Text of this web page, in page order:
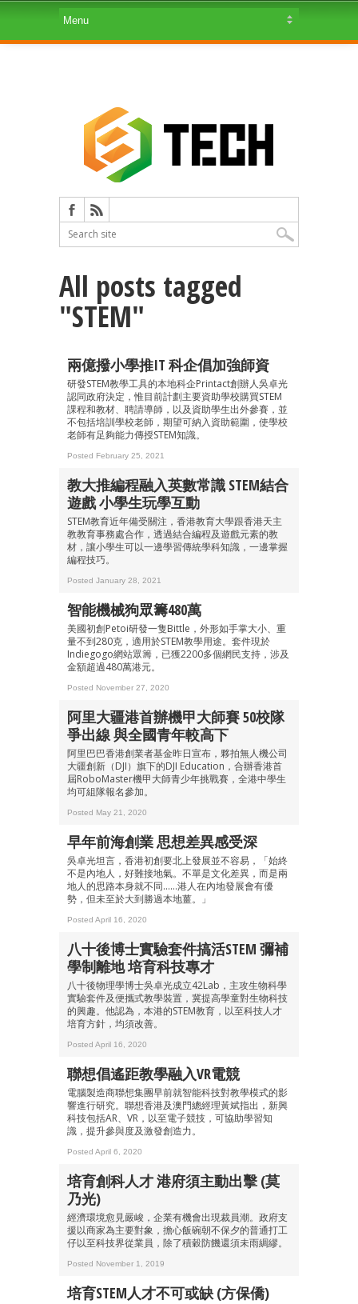
All posts tagged
"STEM"
兩億撥小學推IT 科企倡加強師資
研發STEM教學工具的本地科企Printact創辦人吳卓光
認同政府決定，惟目前計劃主要資助學校購買STEM
課程和教材、聘請導師，以及資助學生出外參賽，並
不包括培訓學校老師，期望可納入資助範圍，使學校
老師有足夠能力傳授STEM知識。
Posted February 25, 2021
教大推編程融入英數常識 STEM結合
遊戲 小學生玩學互動
STEM教育近年備受關注，香港教育大學跟香港天主
教教育事務處合作，透過結合編程及遊戲元素的教
材，讓小學生可以一邊學習傳統學科知識，一邊掌握
編程技巧。
Posted January 28, 2021
智能機械狗眾籌480萬
美國初創Petoi研發一隻Bittle，外形如手掌大小、重
量不到280克，適用於STEM教學用途。套件現於
Indiegogo網站眾籌，已獲2200多個網民支持，涉及
金額超過480萬港元。
Posted November 27, 2020
阿里大疆港首辦機甲大師賽 50校隊
爭出線 與全國青年較高下
阿里巴巴香港創業者基金昨日宣布，夥拍無人機公司
大疆創新（DJI）旗下的DJI Education，合辦香港首
屆RoboMaster機甲大師青少年挑戰賽，全港中學生
均可組隊報名參加。
Posted May 21, 2020
早年前海創業 思想差異感受深
吳卓光坦言，香港初創要北上發展並不容易，「始終
不是內地人，好難接地氣。不單是文化差異，而是兩
地人的思路本身就不同……港人在內地發展會有優
勢，但未至於大到勝過本地薑。」
Posted April 16, 2020
八十後博士實驗套件搞活STEM 彌補
學制離地 培育科技專才
八十後物理學博士吳卓光成立42Lab，主攻生物科學
實驗套件及便攜式教學裝置，冀提高學童對生物科技
的興趣。他認為，本港的STEM教育，以至科技人才
培育方針，均須改善。
Posted April 16, 2020
聯想倡遙距教學融入VR電競
電腦製造商聯想集團早前就智能科技對教學模式的影
響進行研究。聯想香港及澳門總經理黃斌指出，新興
科技包括AR、VR，以至電子競技，可協助學習知
識，提升參與度及激發創造力。
Posted April 6, 2020
培育創科人才 港府須主動出擊 (莫
乃光)
經濟環境愈見嚴峻，企業有機會出現裁員潮。政府支
援以商家為主要對象，擔心飯碗朝不保夕的普通打工
仔以至科技界從業員，除了積穀防饑還須未雨綢繆。
Posted November 1, 2019
培育STEM人才不可或缺 (方保僑)
箱！